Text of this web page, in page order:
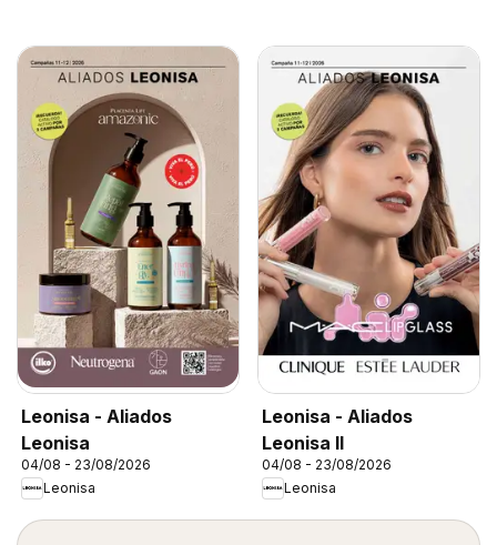
Leonisa - Aliados
Leonisa
04/08 - 23/08/2026
Leonisa
Leonisa - Aliados
Leonisa II
04/08 - 23/08/2026
Leonisa